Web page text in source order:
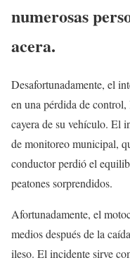
numerosas
acera.
Desafortunadamente, el
en una pérdida de
cayera de su vehículo. El
de monitoreo municipal,
conductor perdió el
peatones sorprendidos.
Afortunadamente, el
medios después de la
ileso. El incidente sirve